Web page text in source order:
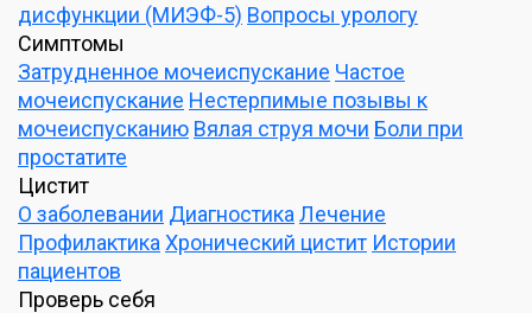
дисфункции (МИЭФ-5) Вопросы урологу
Симптомы
Затрудненное мочеиспускание Частое
мочеиспускание Нестерпимые позывы к
мочеиспусканию Вялая струя мочи Боли при
простатите
Цистит
О заболевании Диагностика Лечение
Профилактика Хронический цистит Истории
пациентов
Проверь себя